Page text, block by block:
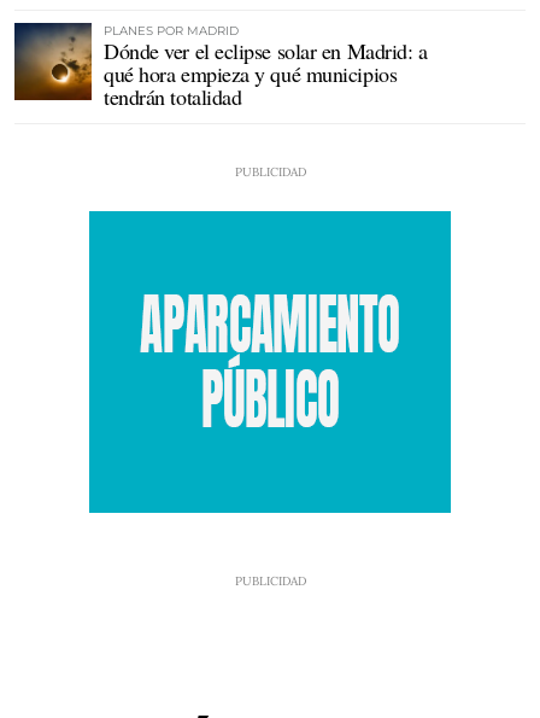
PLANES POR MADRID
Dónde ver el eclipse solar en Madrid: a
qué hora empieza y qué municipios
tendrán totalidad